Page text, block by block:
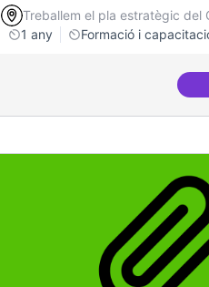
Treballem el pla estratègic del
1 any
Formació i